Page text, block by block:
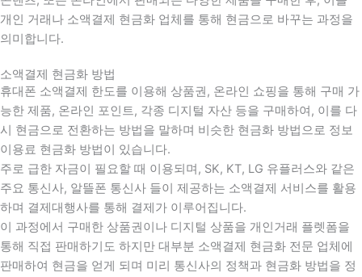
개인 거래나 소액결제 현금화 업체를 통해 현금으로 바꾸는 과정을
의미합니다.
소액결제 현금화 방법
휴대폰 소액결제 한도를 이용해 상품권, 온라인 쇼핑을 통해 구매 가
능한 제품, 온라인 포인트, 각종 디지털 자산 등을 구매하여, 이를 다
시 현금으로 전환하는 방법을 말하며 비슷한 현금화 방법으로 정보
이용료 현금화 방법이 있습니다.
주로 급한 자금이 필요할 때 이용되며, SK, KT, LG 유플러스와 같은
주요 통신사, 알뜰폰 통신사 들이 제공하는 소액결제 서비스를 활용
하며 결제대행사를 통해 결제가 이루어집니다.
이 과정에서 구매한 상품권이나 디지털 상품을 개인거래 플렛폼을
통해 직접 판매하기도 하지만 대부분 소액결제 현금화 전문 업체에
판매하여 현금을 얻게 되며 미리 통신사의 정책과 현금화 방법을 정